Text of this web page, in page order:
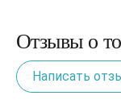
Отзывы о
Написать